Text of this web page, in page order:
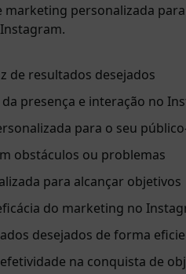
marketing personalizada
de resultados desejados
presença e interação no
para o seu
obstáculos ou problemas
para alcançar objetivos
do marketing no
desejados de forma
na conquista de